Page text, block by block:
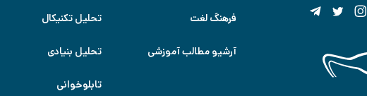
فرهنگ لغت
آرشیو مطالب آموزشی
تحلیل تکنیکال
تحلیل بنیادی
تابلوخوانی